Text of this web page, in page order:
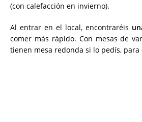
(con calefacción en invierno).
Al entrar en el local, encontraréis
comer más rápido. Con mesas de
tienen mesa redonda si lo pedís, para